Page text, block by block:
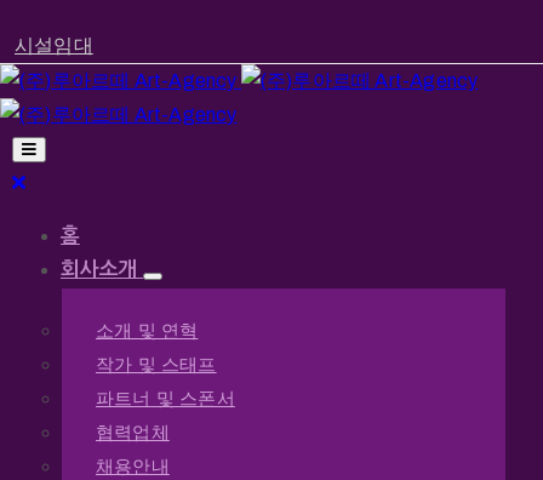
시설임대
홈
회사소개
소개 및 연혁
작가 및 스태프
파트너 및 스폰서
협력업체
채용안내